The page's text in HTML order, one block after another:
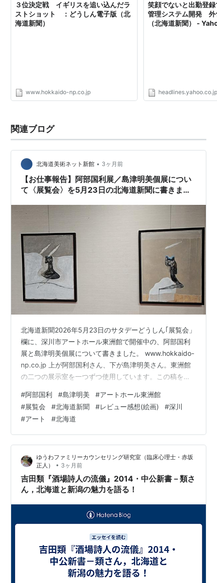
３位決定戦 イギリスを追い込んだラ
ストショット ：どうしん電子版（北
海道新聞）
www.hokkaido-np.co.jp
笑顔でないと出勤登
管理システム開発 外
（北海道新聞） -
関連ブログ
北海道美術ネット新館 • 3ヶ月前
【お仕事報告】阿部国利展／島津明美個展につい
て〈展覧会〉を5月23日の北海道新聞に書きまし
北海道新聞2026年5月23日のサタデーどうしん｢展覧会」
欄に、深川市アートホール東洲館で開催中の、阿部国利
展と島津明美個展について書きました。 www.hokkaido-
np.co.jp 上が阿部国利さん、下が島津明美さん。東洲館
の二つの展示室を一つずつ使用しています。この稿を書
月日が流れたことに、うたた感慨を禁じえませんでし
た。 阿部さんは新道展をリードした画家で、北海道現代
具象展などにも出品していました。シュルレアリスムの
影響は明らかながら、晩年は謎めいた独自の画境を開き
ました。その描法は、とくに新道展の後進に与えた影響
は大きかった…
#阿部国利 #島津明美 #アートホール東洲館
#展覧会 #北海道新聞 #レビュー感想(絵画) #深川
#アート #北海道
ゆうわファミリーカウンセリング研究室（臨床心理士・赤坂
正人）
• 3ヶ月前
吉田類『酒場詩人の流儀』2014・中公新書－類さ
ん，北海道と新潟の魅力を語る！